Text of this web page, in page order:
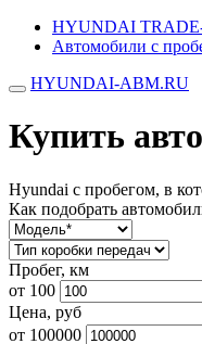
HYUNDAI
Автомобили с
HYUNDAI-ABM.RU
Купить
Hyundai с пробегом, в
Как подобрать
Пробег, км
от 100
Цена, руб
от 100000